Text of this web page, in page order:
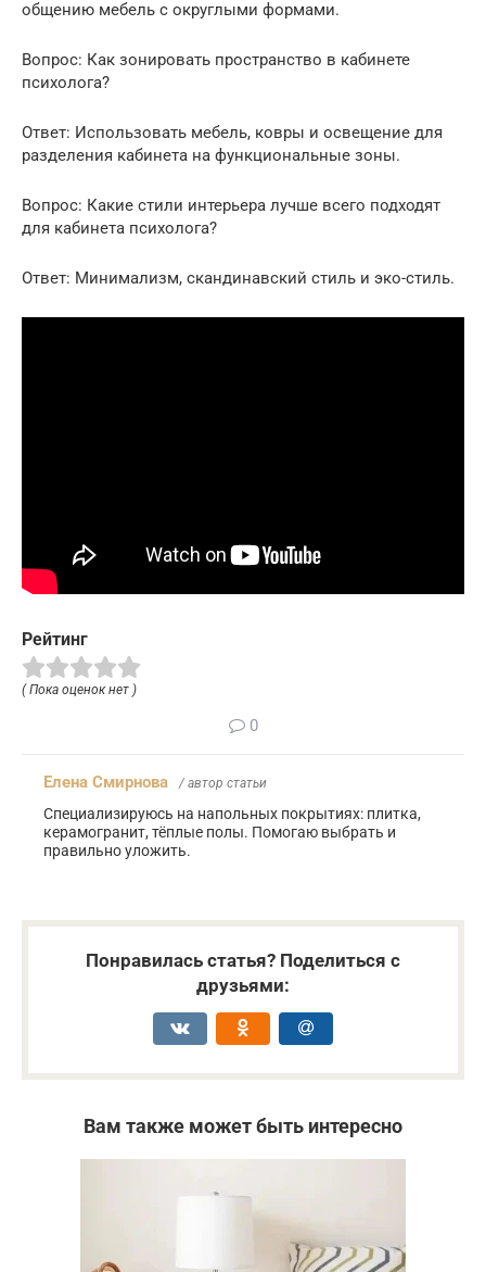
общению мебель с округлыми формами.
Вопрос: Как зонировать пространство в кабинете
психолога?
Ответ: Использовать мебель, ковры и освещение для
разделения кабинета на функциональные зоны.
Вопрос: Какие стили интерьера лучше всего подходят
для кабинета психолога?
Ответ: Минимализм, скандинавский стиль и эко-стиль.
Рейтинг
( Пока оценок нет )
0
Елена Смирнова / автор статьи
Специализируюсь на напольных покрытиях: плитка,
керамогранит, тёплые полы. Помогаю выбрать и
правильно уложить.
Понравилась статья? Поделиться с
друзьями:
Вам также может быть интересно